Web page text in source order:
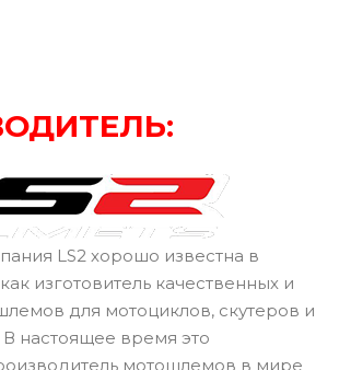
LS2 хорошо известна в
изготовитель качественных и
для мотоциклов, скутеров и
настоящее время это
мотошлемов в мире